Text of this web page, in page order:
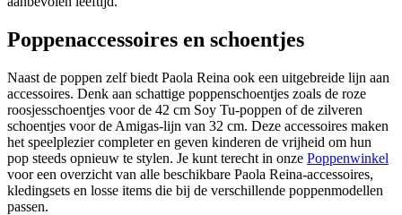
Poppenaccessoires en schoentjes
Naast de poppen zelf biedt Paola Reina ook een uitgebreide lijn aan
accessoires. Denk aan schattige poppenschoentjes zoals de roze
roosjesschoentjes voor de 42 cm Soy Tu-poppen of de zilveren
schoentjes voor de Amigas-lijn van 32 cm. Deze accessoires maken
het speelplezier completer en geven kinderen de vrijheid om hun
pop steeds opnieuw te stylen. Je kunt terecht in onze Poppenwinkel
voor een overzicht van alle beschikbare Paola Reina-accessoires,
kledingsets en losse items die bij de verschillende poppenmodellen
passen.